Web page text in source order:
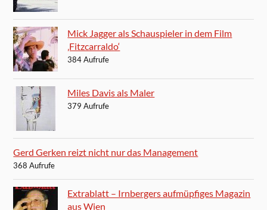
Mick Jagger als Schauspieler in dem Film
‚Fitzcarraldo‘
384 Aufrufe
Miles Davis als Maler
379 Aufrufe
Gerd Gerken reizt nicht nur das Management
368 Aufrufe
Extrablatt – Irnbergers aufmüpfiges Magazin
aus Wien